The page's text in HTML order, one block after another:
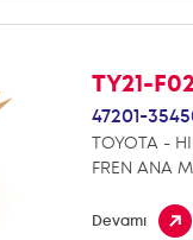
TY21-
47201-
TOYOTA -
FREN ANA
Devamı